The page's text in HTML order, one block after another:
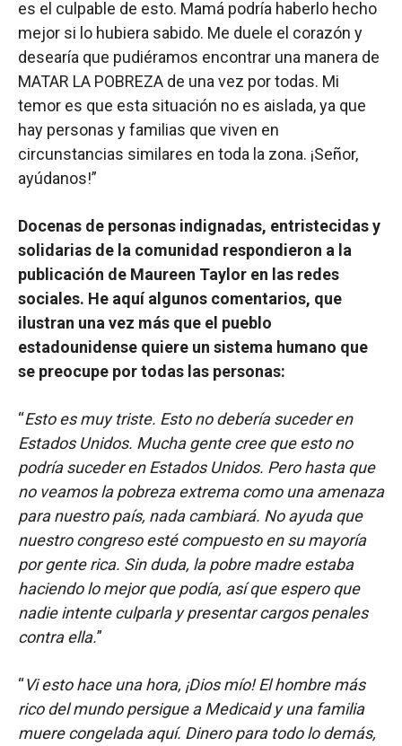
es el culpable de esto. Mamá podría haberlo hecho
mejor si lo hubiera sabido. Me duele el corazón y
desearía que pudiéramos encontrar una manera de
MATAR LA POBREZA de una vez por todas. Mi
temor es que esta situación no es aislada, ya que
hay personas y familias que viven en
circunstancias similares en toda la zona. ¡Señor,
ayúdanos!”
Docenas de personas indignadas, entristecidas y
solidarias de la comunidad respondieron a la
publicación de Maureen Taylor en las redes
sociales. He aquí algunos comentarios, que
ilustran una vez más que el pueblo
estadounidense quiere un sistema humano que
se preocupe por todas las personas:
“Esto es muy triste. Esto no debería suceder en
Estados Unidos. Mucha gente cree que esto no
podría suceder en Estados Unidos. Pero hasta que
no veamos la pobreza extrema como una amenaza
para nuestro país, nada cambiará. No ayuda que
nuestro congreso esté compuesto en su mayoría
por gente rica. Sin duda, la pobre madre estaba
haciendo lo mejor que podía, así que espero que
nadie intente culparla y presentar cargos penales
contra ella.”
“Vi esto hace una hora, ¡Dios mío! El hombre más
rico del mundo persigue a Medicaid y una familia
muere congelada aquí. Dinero para todo lo demás,